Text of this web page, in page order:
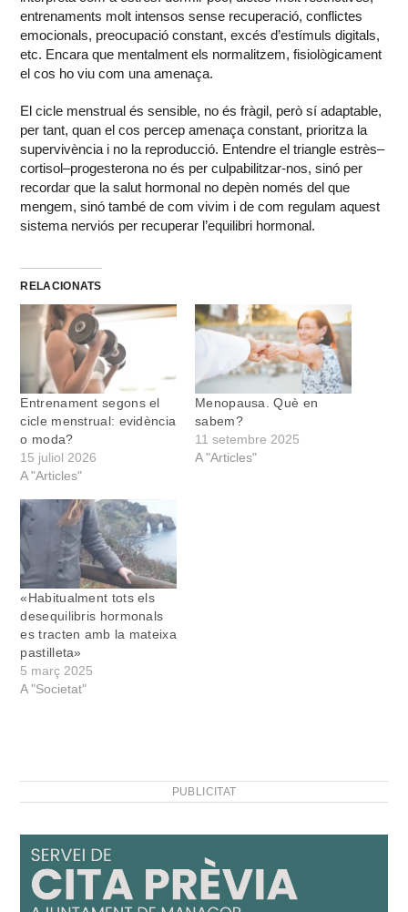
entrenaments molt intensos sense recuperació, conflictes
emocionals, preocupació constant, excés d’estímuls digitals,
etc. Encara que mentalment els normalitzem, fisiològicament
el cos ho viu com una amenaça.
El cicle menstrual és sensible, no és fràgil, però sí adaptable,
per tant, quan el cos percep amenaça constant, prioritza la
supervivència i no la reproducció. Entendre el triangle estrès–
cortisol–progesterona no és per culpabilitzar-nos, sinó per
recordar que la salut hormonal no depèn només del que
mengem, sinó també de com vivim i de com regulam aquest
sistema nerviós per recuperar l’equilibri hormonal.
RELACIONATS
Entrenament segons el
cicle menstrual: evidència
o moda?
15 juliol 2026
A "Articles"
Menopausa. Què en
sabem?
11 setembre 2025
A "Articles"
«Habitualment tots els
desequilibris hormonals
es tracten amb la mateixa
pastilleta»
5 març 2025
A "Societat"
PUBLICITAT